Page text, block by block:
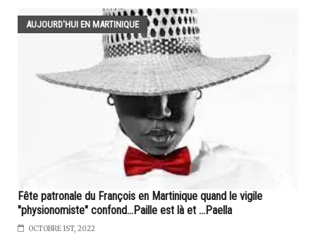
AUJOURD'HUI EN MARTINIQUE
Fête patronale du François en Martinique quand le vigile
"physionomiste" confond...Paille est là et ...Paella
OCTOBRE 1ST, 2022